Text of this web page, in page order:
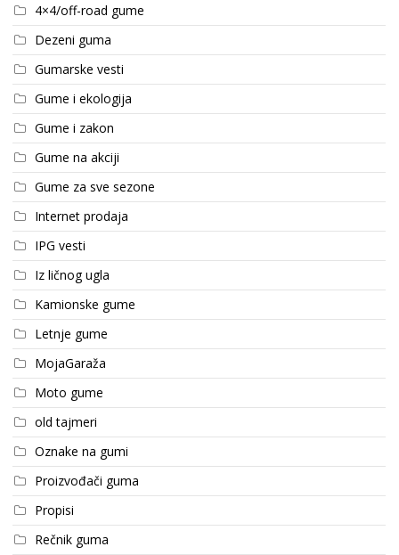
4×4/off-road gume
Dezeni guma
Gumarske vesti
Gume i ekologija
Gume i zakon
Gume na akciji
Gume za sve sezone
Internet prodaja
IPG vesti
Iz ličnog ugla
Kamionske gume
Letnje gume
MojaGaraža
Moto gume
old tajmeri
Oznake na gumi
Proizvođači guma
Propisi
Rečnik guma